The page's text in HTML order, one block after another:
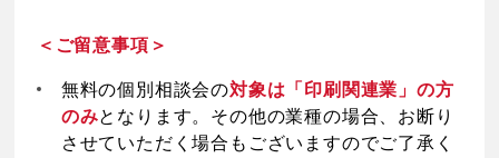
＜ご留意事項＞
無料の個別相談会の対象は「印刷関連業」の方
のみとなります。その他の業種の場合、お断り
させていただく場合もございますのでご了承く